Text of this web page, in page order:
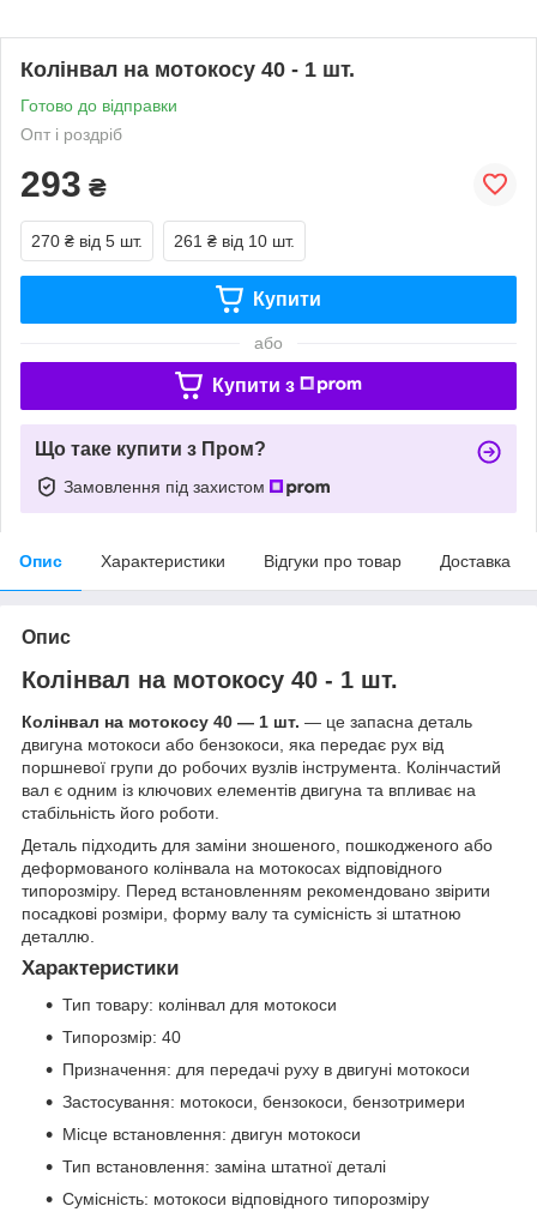
Колінвал на мотокосу 40 - 1 шт.
Готово до відправки
Опт і роздріб
293 ₴
270 ₴ від 5 шт. 261 ₴ від 10 шт.
Купити
або
Купити з
Що таке купити з Пром?
Замовлення під захистом
Опис Характеристики Відгуки про товар Доставка
Опис
Колінвал на мотокосу 40 - 1 шт.
Колінвал на мотокосу 40 — 1 шт. — це запасна деталь
двигуна мотокоси або бензокоси, яка передає рух від
поршневої групи до робочих вузлів інструмента. Колінчастий
вал є одним із ключових елементів двигуна та впливає на
стабільність його роботи.
Деталь підходить для заміни зношеного, пошкодженого або
деформованого колінвала на мотокосах відповідного
типорозміру. Перед встановленням рекомендовано звірити
посадкові розміри, форму валу та сумісність зі штатною
деталлю.
Характеристики
Тип товару: колінвал для мотокоси
Типорозмір: 40
Призначення: для передачі руху в двигуні мотокоси
Застосування: мотокоси, бензокоси, бензотримери
Місце встановлення: двигун мотокоси
Тип встановлення: заміна штатної деталі
Сумісність: мотокоси відповідного типорозміру